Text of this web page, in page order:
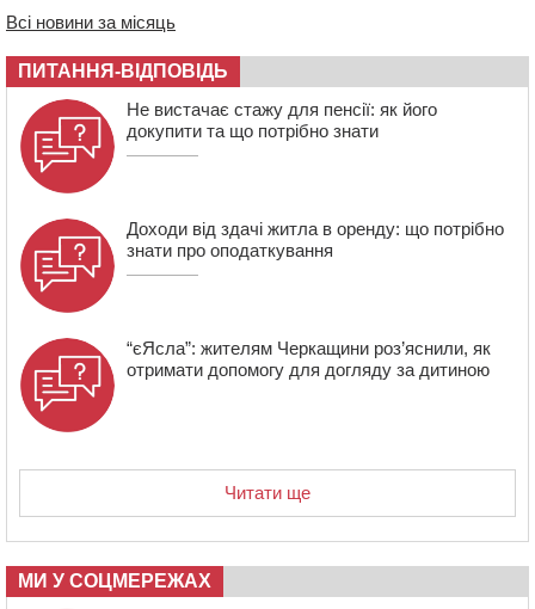
16:40 У Черкасах провели в останню путь двох
загиблих воїнів
16:07 До 1 вересня у Черкасах оновлюють дорожню
розмітку біля навчальних закладів (ФОТОФАКТ)
15:39 На честь загиблого захисника і чемпіона світу в
Черкасах відкрили спортивно-реабілітаційний центр
Всі новини за місяць
ПИТАННЯ-ВІДПОВІДЬ
Не вистачає стажу для пенсії: як його
докупити та що потрібно знати
Доходи від здачі житла в оренду: що потрібно
знати про оподаткування
“єЯсла”: жителям Черкащини роз’яснили, як
отримати допомогу для догляду за дитиною
Читати ще
МИ У СОЦМЕРЕЖАХ